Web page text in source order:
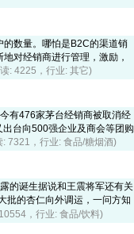
数量。哪怕是B2C的渠道销
对经销商进行管理，激励，
: 4225，行业: 其它)
有476家茅台经销商被取消经
台向500强企业及商会等团购
: 7321，行业: 食品/糖烟酒)
的诞生据说和王震将军还有关
批的杏仁向外调运，一问方知
，行业: 食品/饮料)